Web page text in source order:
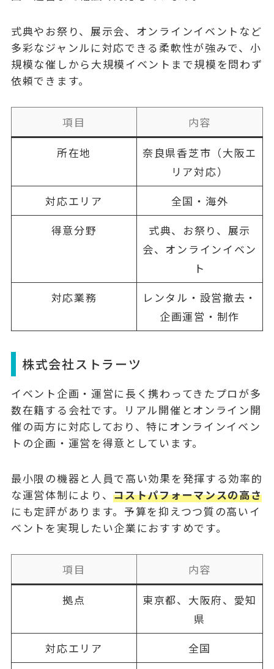
式典やお祭り、展示会、オンラインイベントなど
多彩なジャンルに対応できる柔軟性が強みで、 小
規模な催しから大規模イベントまで規模を問わず
依頼できます。
項目
内容
所在地
奈良県香芝市（大阪エ
リア対応）
対応エリア
全国・海外
得意分野
式典、お祭り、展示
会、オンラインイベン
ト
対応業務
レンタル・設営撤去・
企画運営・制作
株式会社ストラーツ
イベント企画・運営に長く携わってきたプロが多
数在籍する会社です。リアル開催とオンライン開
催の両方に対応しており、特に オンラインイベン
トの企画・運営を得意 としています。
最小限の機器と人員で高い効果を発揮する効率的
な運営体制により、コストパフォーマンスの高さ
にも定評があります。予算を抑えつつ質の高いイ
ベントを実現したい企業におすすめです。
項目
内容
拠点
東京都、大阪府、愛知
県
対応エリア
全国